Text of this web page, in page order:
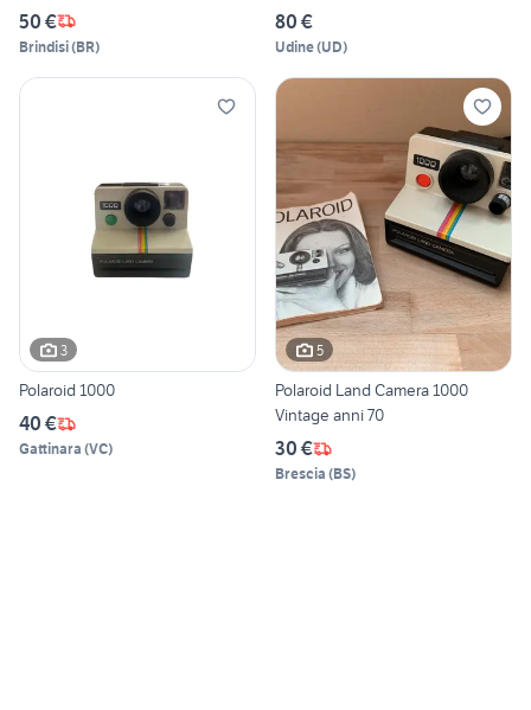
50 €
Brindisi(BR)
80 €
Udine(UD)
3
Polaroid 1000
40 €
Gattinara (VC)
5
Polaroid Land Camera 1000
Vintage anni 70
30 €
Brescia (BS)